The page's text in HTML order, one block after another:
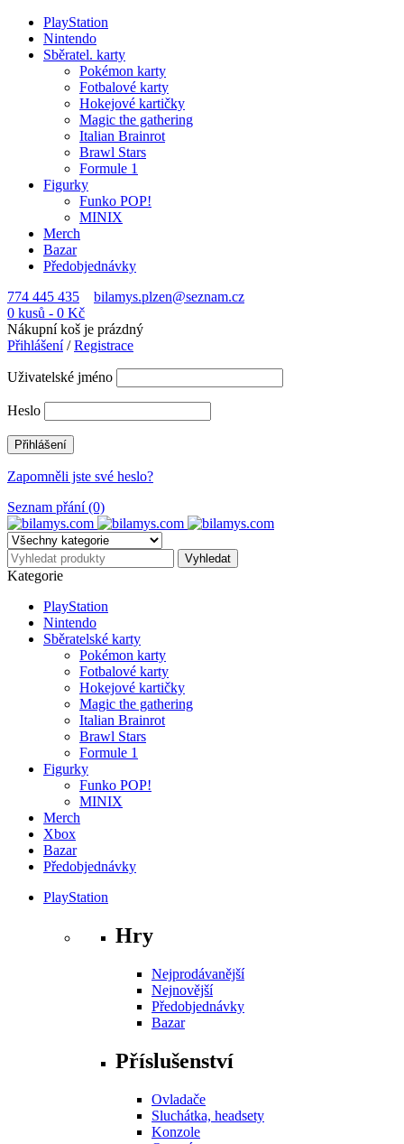
PlayStation
Nintendo
Sběratel. karty
Pokémon karty
Fotbalové karty
Hokejové kartičky
Magic the gathering
Italian Brainrot
Brawl Stars
Formule 1
Figurky
Funko POP!
MINIX
Merch
Bazar
Předobjednávky
774 445 435
bilamys.plzen@seznam.cz
0 kusů - 0 Kč
Nákupní koš je prázdný
Přihlášení/Registrace
Uživatelské jméno
Heslo
Zapomněli jste své heslo?
Seznam přání (0)
Kategorie
PlayStation
Nintendo
Sběratelské karty
Pokémon karty
Fotbalové karty
Hokejové kartičky
Magic the gathering
Italian Brainrot
Brawl Stars
Formule 1
Figurky
Funko POP!
MINIX
Merch
Xbox
Bazar
Předobjednávky
PlayStation
Hry
Nejprodávanější
Nejnovější
Předobjednávky
Bazar
Příslušenství
Ovladače
Sluchátka, headsety
Konzole